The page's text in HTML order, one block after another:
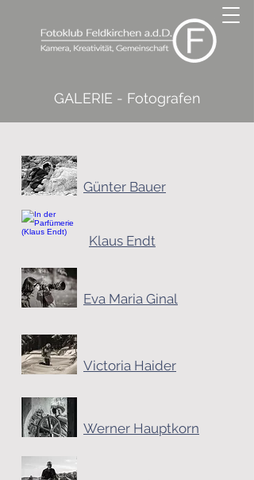
GALERIE - Fotografen
Günter Bauer
Klaus Endt
Eva Maria Ginal
Victoria Haider
Werner Hauptkorn